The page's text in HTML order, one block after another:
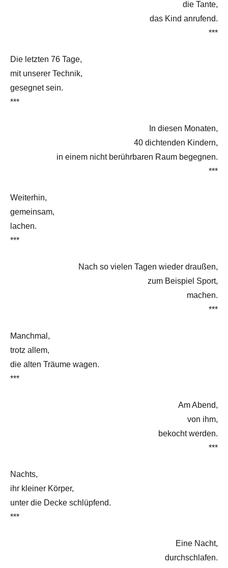
die Tante,
das Kind anrufend.
***
Die letzten 76 Tage,
mit unserer Technik,
gesegnet sein.
***
In diesen Monaten,
40 dichtenden Kindern,
in einem nicht berührbaren Raum begegnen.
***
Weiterhin,
gemeinsam,
lachen.
***
Nach so vielen Tagen wieder draußen,
zum Beispiel Sport,
machen.
***
Manchmal,
trotz allem,
die alten Träume wagen.
***
Am Abend,
von ihm,
bekocht werden.
***
Nachts,
ihr kleiner Körper,
unter die Decke schlüpfend.
***
Eine Nacht,
durchschlafen.